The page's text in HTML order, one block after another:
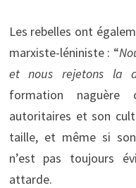
Les rebelles ont
marxiste-léniniste : “
et nous rejetons la
formation naguère
autoritaires et son
taille, et même si
n’est pas toujours
attarde.